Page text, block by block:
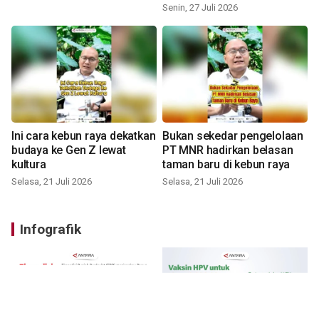
Senin, 27 Juli 2026
Ini cara kebun raya dekatkan
budaya ke Gen Z lewat
kultura
Selasa, 21 Juli 2026
Bukan sekedar pengelolaan
PT MNR hadirkan belasan
taman baru di kebun raya
Selasa, 21 Juli 2026
Infografik